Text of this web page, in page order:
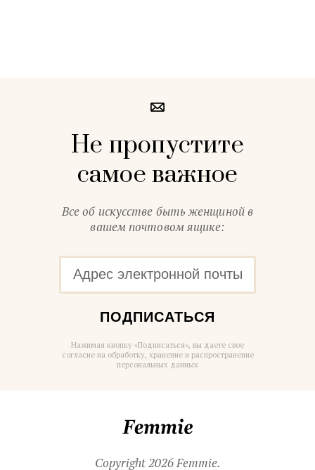
Не пропустите
самое важное
Все об искусстве быть женщиной в
вашем почтовом ящике:
ПОДПИСАТЬСЯ
Нажимая кнопку «Подписаться», вы даете свое
согласие на обработку, хранение и распространение
персональных данных
Copyright 2026 Femmie.